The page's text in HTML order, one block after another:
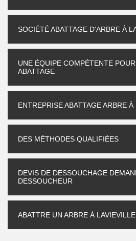
SOCIÉTÉ ABATTAGE D'ARBRE À
UNE ÉQUIPE COMPÉTENTE
ABATTAGE
ENTREPRISE ABATTAGE ARBRE
DES MÉTHODES QUALIFIÉES
DEVIS DE DESSOUCHAGE
DESSOUCHEUR
ABATTRE UN ARBRE À LAVIEVILLE